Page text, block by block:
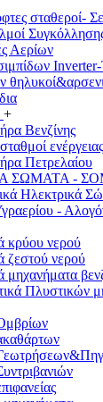
σταθεροί-
Αερίων
+
Βενζίνης
ενέργειας
Πετρελαίου
ΣΩΜΑΤΑ -
Ηλεκτρικά
-
κρύου νερού
ζεστού νερού
μηχανήματα
Πλυστικών